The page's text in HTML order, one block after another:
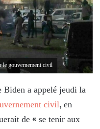
le gouvernement civil
a appelé jeudi la
civil, en
de « se tenir aux